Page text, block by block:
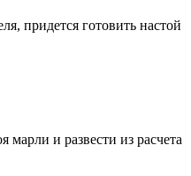
придется готовить настой
марли и развести из расчета